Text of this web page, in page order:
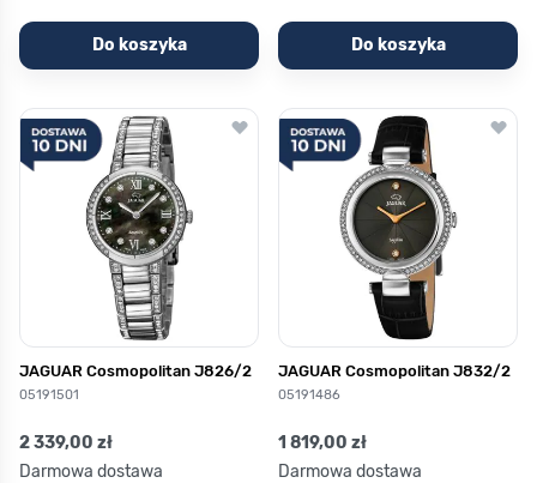
Do koszyka Do koszyka
JAGUAR Cosmopolitan J826/2
05191501
2 339,00 zł
Darmowa dostawa
JAGUAR Cosmopolitan J832/2
05191486
1 819,00 zł
Darmowa dostawa